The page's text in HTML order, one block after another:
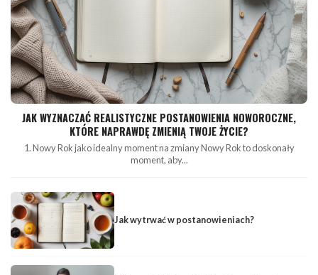
JAK WYZNACZAĆ REALISTYCZNE POSTANOWIENIA NOWOROCZNE,
KTÓRE NAPRAWDĘ ZMIENIĄ TWOJE ŻYCIE?
1. Nowy Rok jako idealny moment na zmiany Nowy Rok to doskonały
moment, aby...
Jak wytrwać w postanowieniach?